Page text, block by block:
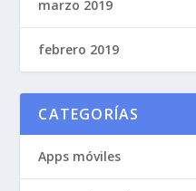
marzo 2019
febrero 2019
CATEGORÍAS
Apps móviles